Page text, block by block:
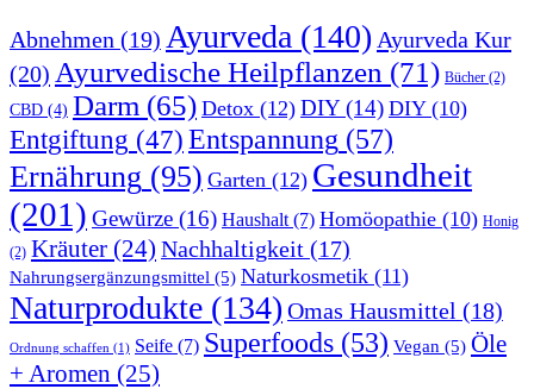
Abnehmen (19) Ayurveda (140) Ayurveda Kur
(20) Ayurvedische Heilpflanzen (71) Bücher (2)
CBD (4) Darm (65) Detox (12) DIY(14) DIY(10)
Entgiftung (47)Entspannung (57)
Ernährung (95) Garten (12) Gesundheit
(201) Gewürze (16) Haushalt(7) Homöopathie (10) Honig
(2) Kräuter (24) Nachhaltigkeit (17)
Nahrungsergänzungsmittel (5) Naturkosmetik (11)
Naturprodukte (134) Omas Hausmittel (18)
Ordnung schaffen (1) Seife (7) Superfoods (53) Vegan (5) Öle
+ Aromen (25)